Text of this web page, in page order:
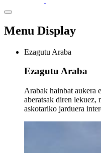
Menu Display
Ezagutu Araba
Ezagutu Araba
Arabak hainbat aukera
aberatsak diren lekuez,
askotariko jarduera